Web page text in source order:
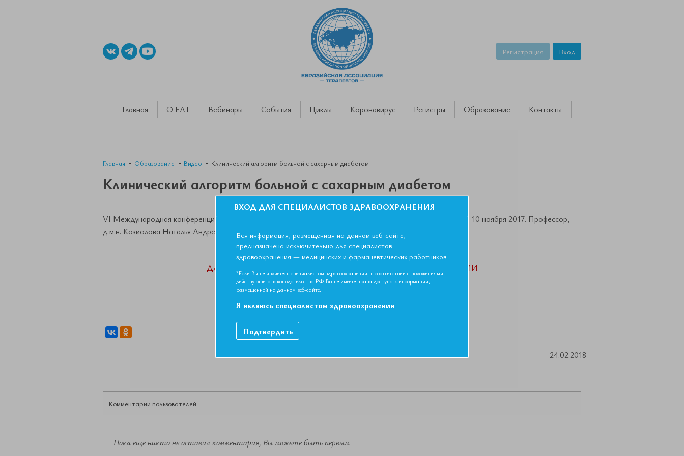
Регистрация Вход
Главная О ЕАТ Вебинары События Циклы Коронавирус Регистры Образование Контакты
Главная Образование Видео Клинический алгоритм больной с сахарным диабетом
Клинический алгоритм больной с сахарным диабетом
VI Международная конференция Евразийской Ассоциации Терапевтов. Казань, Республика Татарстан 09-10 ноября 2017. Профессор,
д.м.н. Козиолова Наталья Андреевна
ДАННЫЙ МАТЕРИАЛ ДОСТУПЕН ТОЛЬКО ЧЛЕНАМ АССОЦИАЦИИ
Если вы являетесь членом ЕАТ, пожалуйста,авторизируйтесь
Как вступить в Ассоциацию
24.02.2018
Комментарии пользователей
Пока еще никто не оставил комментария, Вы можете быть первым
ВХОД ДЛЯ СПЕЦИАЛИСТОВ ЗДРАВООХРАНЕНИЯ
Вся информация, размещенная на данном веб-сайте,
предназначена исключительно для специалистов
здравоохранения — медицинских и фармацевтических работников.
*Если Вы не являетесь специалистом здравоохранения, в соответствии с положениями
действующего законодательства РФ Вы не имеете права доступа к информации,
размещенной на данном веб-сайте.
Я являюсь специалистом здравоохранения
Подтвердить